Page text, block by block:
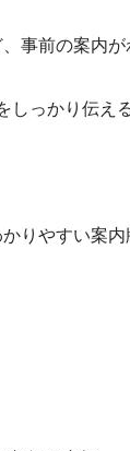
事前の案内
しっかり伝え
りやすい案